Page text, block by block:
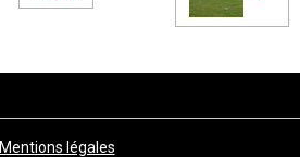
Mentions légales